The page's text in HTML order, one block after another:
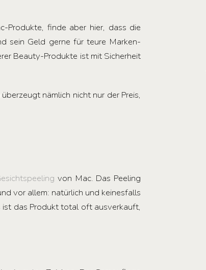
Produkte, finde aber hier, dass die
sein Geld gerne für teure Marken-
Beauty-Produkte ist mit Sicherheit
nämlich nicht nur der Preis,
von Mac. Das Peeling
vor allem: natürlich und keinesfalls
ist das Produkt total oft ausverkauft,